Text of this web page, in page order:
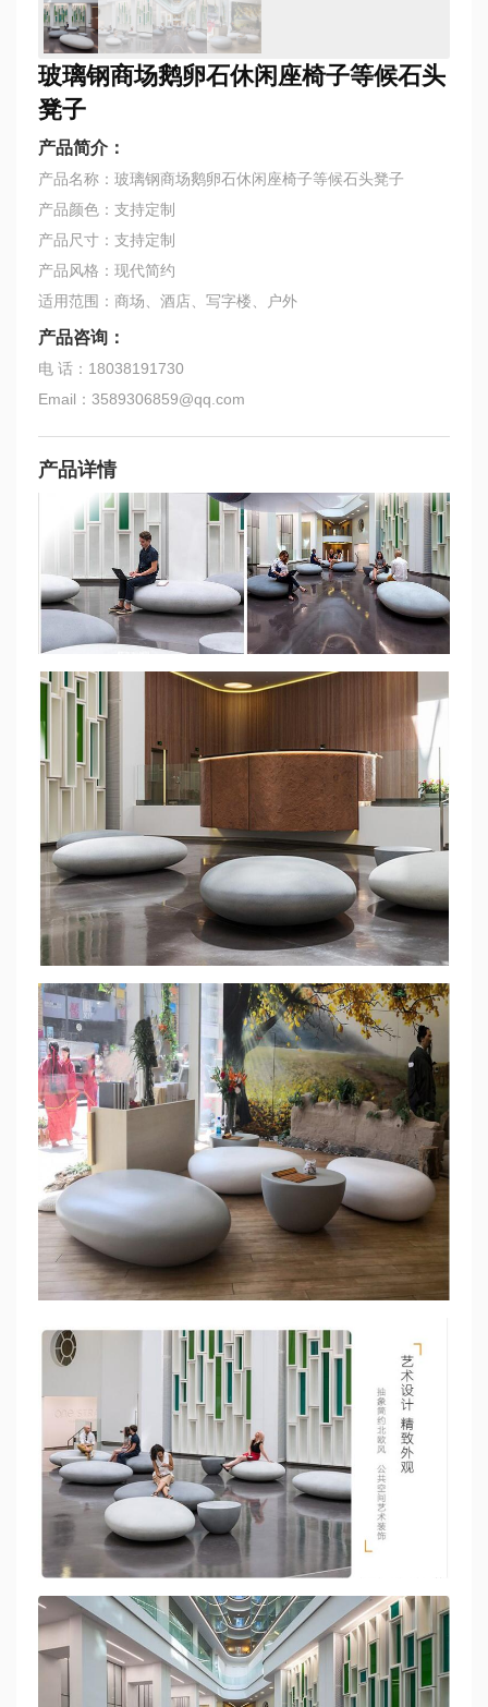
玻璃钢商场鹅卵石休闲座椅子等候石头
凳子
产品简介：
产品名称：玻璃钢商场鹅卵石休闲座椅子等候石头凳子
产品颜色：支持定制
产品尺寸：支持定制
产品风格：现代简约
适用范围：商场、酒店、写字楼、户外
产品咨询：
电 话：18038191730
Email：3589306859@qq.com
产品详情